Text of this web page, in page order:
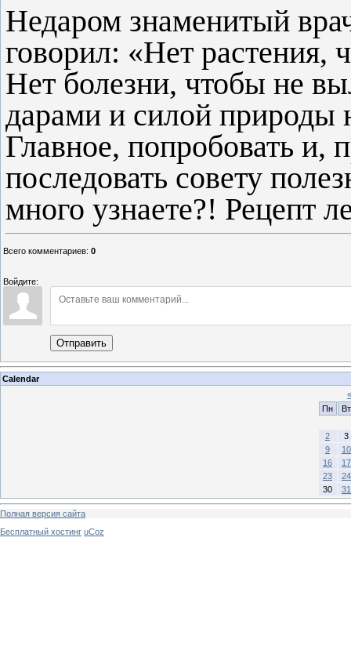
Недаром знаменитый
говорил: «Нет растения,
Нет болезни, чтобы не
дарами и силой природы
Главное, попробовать и,
последовать совету
много узнаете?! Рецепт
Всего комментариев: 0
Войдите:
Отправить
Calendar
«
Пн
Вт
2
3
9
10
16
17
23
24
30
31
Полная версия сайта
Бесплатный хостинг uCoz